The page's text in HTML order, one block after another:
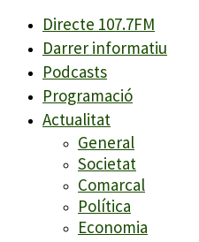
Directe 107.7FM
Darrer informatiu
Podcasts
Programació
Actualitat
General
Societat
Comarcal
Política
Economia